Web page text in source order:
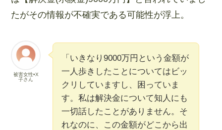
たがその情報が不確実である可能性が浮上。
被害女性•X
子さん
「いきなり9000万円という金額が
一人歩きしたことについてはビッ
クリしていますし、困っていま
す。私は解決金について知人にも
一切話したことがありません。そ
れなのに、この金額がどこから出